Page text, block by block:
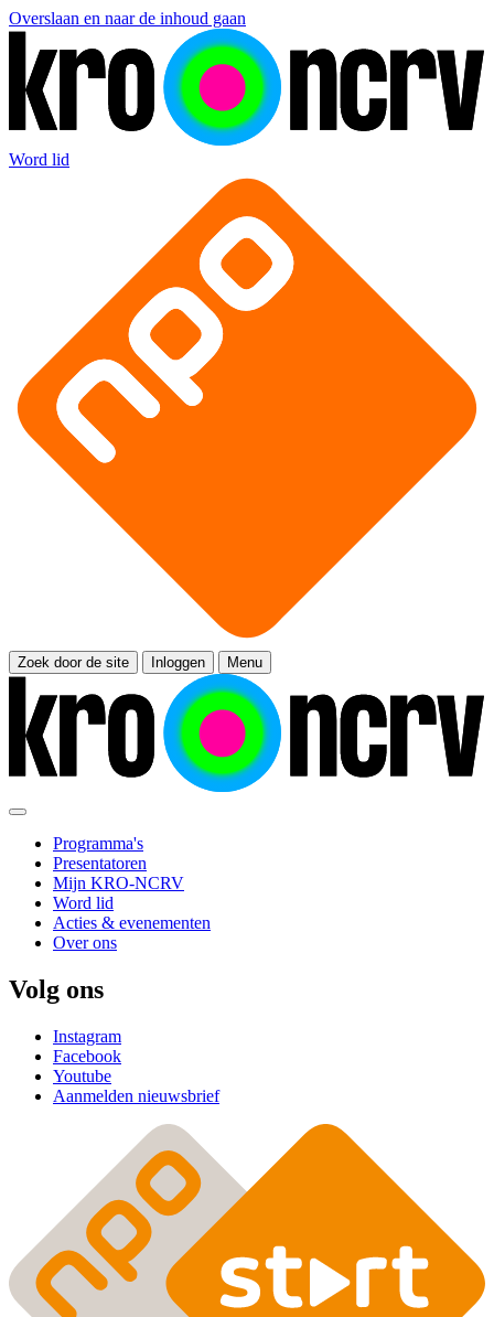
Overslaan en naar de inhoud gaan
Word lid
Zoek door de site Inloggen Menu
Programma's
Presentatoren
Mijn KRO-NCRV
Word lid
Acties & evenementen
Over ons
Volg ons
Instagram
Facebook
Youtube
Aanmelden nieuwsbrief